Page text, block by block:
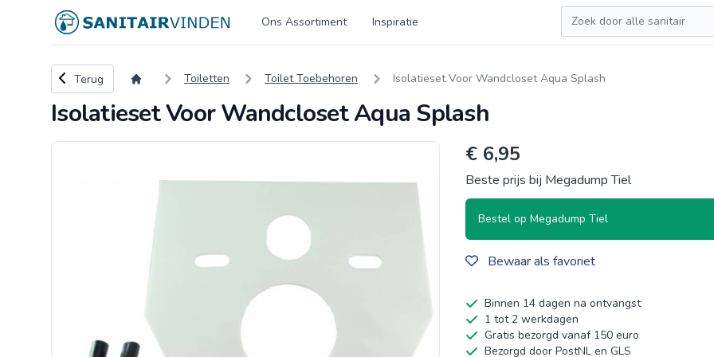
Logo sanitairvinden.nl Ons Assortiment Inspiratie
Zoeken
Terug naar overzicht
Terug Toiletten Toilet Toebehoren Isolatieset Voor Wandcloset Aqua Splash
Isolatieset Voor Wandcloset Aqua Splash
€ 6,95
Beste prijs bij Megadump Tiel
Bestel op Megadump Tiel
Bewaar als favoriet
Binnen 14 dagen na ontvangst
1 tot 2 werkdagen
Gratis bezorgd vanaf 150 euro
Bezorgd door PostNL en GLS